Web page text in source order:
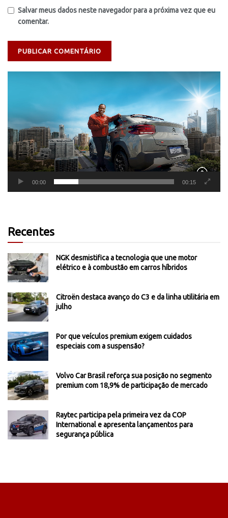
Salvar meus dados neste navegador para a próxima vez que eu
comentar.
00:00 00:15
Recentes
NGK desmistifica a tecnologia que une motor
elétrico e à combustão em carros híbridos
Citroën destaca avanço do C3 e da linha utilitária em
julho
Por que veículos premium exigem cuidados
especiais com a suspensão?
Volvo Car Brasil reforça sua posição no segmento
premium com 18,9% de participação de mercado
Raytec participa pela primeira vez da COP
International e apresenta lançamentos para
segurança pública